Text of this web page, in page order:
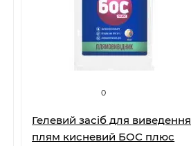
0
Гелевий засіб для виведення
плям кисневий БОС плюс